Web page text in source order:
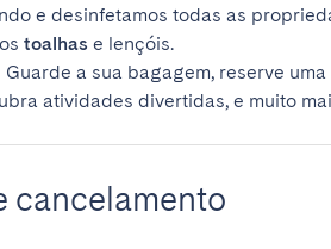
e desinfetamos todas as
toalhas e lençóis.
Guarde a sua bagagem, reserve
atividades divertidas, e muito
cancelamento